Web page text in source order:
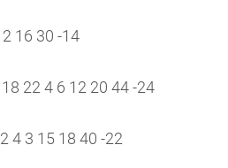
16 30 -14
22 4 6 12 20 44 -24
4 3 15 18 40 -22